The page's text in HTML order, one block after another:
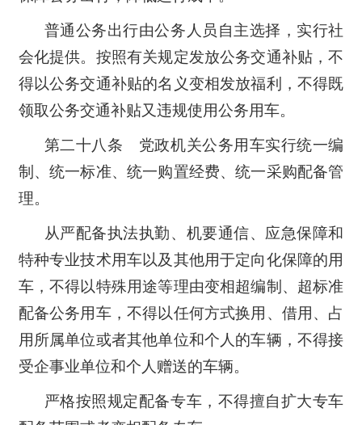
普通公务出行由公务人员自主选择，实行社
会化提供。按照有关规定发放公务交通补贴，不
得以公务交通补贴的名义变相发放福利，不得既
领取公务交通补贴又违规使用公务用车。
第二十八条 党政机关公务用车实行统一编
制、统一标准、统一购置经费、统一采购配备管
理。
从严配备执法执勤、机要通信、应急保障和
特种专业技术用车以及其他用于定向化保障的用
车，不得以特殊用途等理由变相超编制、超标准
配备公务用车，不得以任何方式换用、借用、占
用所属单位或者其他单位和个人的车辆，不得接
受企事业单位和个人赠送的车辆。
严格按照规定配备专车，不得擅自扩大专车